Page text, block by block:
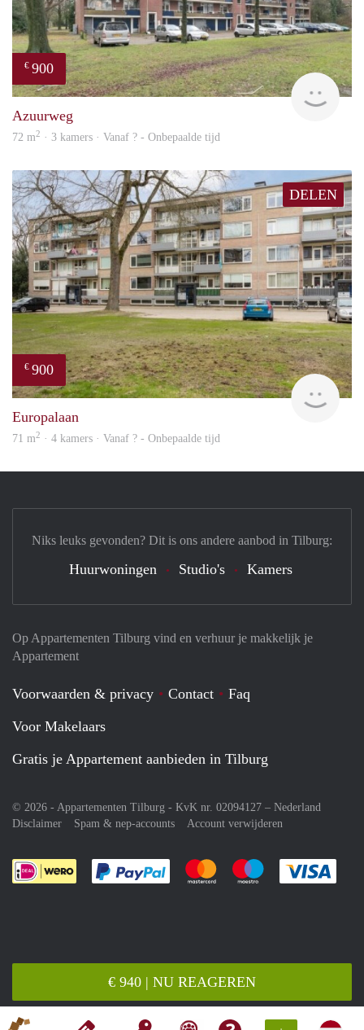
€ 940 | NU REAGEREN
€ 900
Azuurweg
72 m2 · 3 kamers · Vanaf ? - Onbepaalde tijd
DELEN
€ 900
Europalaan
71 m2 · 4 kamers · Vanaf ? - Onbepaalde tijd
Op Appartementen Tilburg vind en verhuur je makkelijk je
Appartement
Voorwaarden & privacy Contact
Faq
Voor Makelaars
Gratis je Appartement aanbieden in Tilburg
© 2026 - Appartementen Tilburg - KvK nr. 02094127 – Nederland
Disclaimer
Spam & nep-accounts Account verwijderen
Je rekent gemakkelijk af met Paypal
Je rekent gemakkelijk af met
Je rekent
Niks leuks gevonden? Dit is ons andere aanbod in Tilburg:
Huurwoningen Studio's Kamers